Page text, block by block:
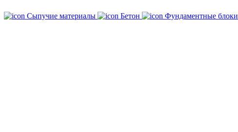
Сыпучие материалы Бетон Фундаментные блоки